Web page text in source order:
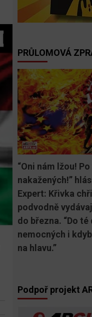
PRŮLOMOVÁ
“Oni nám lžou!
nakažených!”
Expert: Křivka
podvodně
do března. “Do
nemocných i
na hlavu.”
Podpoř projekt